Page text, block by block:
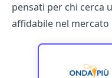
pensati per chi cerca
affidabile nel mercato